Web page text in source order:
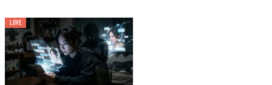
た印象。自分のことを話すのが大好きで、彼女の話を「オマエは
分かっていない」と一蹴します。
交際中はサプライズ演出でデートを盛り上げ、結婚にも前向き。
彼らの結婚に対するスタンスは、「釣った魚に餌はやらない、た
だしオレは自由に餌を食う」。自分勝手な彼らは、その人間性ゆ
LOVE